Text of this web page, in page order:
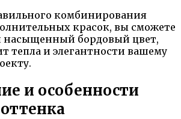
комбинирования
красок, вы сможете
насыщенный бордовый цвет,
тепла и элегантности вашему
и особенности